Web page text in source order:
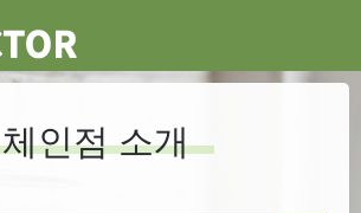
체인점 소개